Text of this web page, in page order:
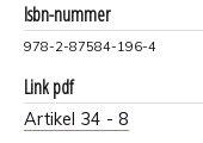
Isbn-nummer
978-2-87584-196-4
Link pdf
Artikel 34 - 8